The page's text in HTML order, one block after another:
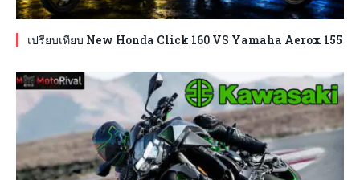
เปรียบเทียบ New Honda Click 160 VS Yamaha Aerox 155